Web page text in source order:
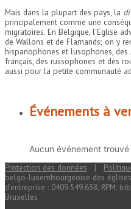
Mais dans la plupart des pays, la
principalement comme une
migratoires. En Belgique, l’Eglise
de Wallons et de Flamands; on y
hispanophones et lusophones,
français, des russophones et des
aussi pour la petite communauté
Événements à
Aucun événement trouvé
Protection des données |
belgo-luxembourgeoise des
d’entreprise : 0409.549.638, RPM:
Bruxelles